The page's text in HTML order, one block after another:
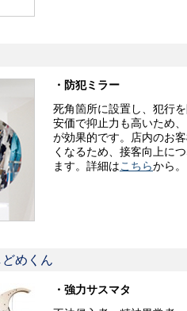
・防犯ミラー
死角箇所に設置し、犯行を
安価で抑止力も高いため
が効果的です。店内のお
くなるため、接客向上に
ます。詳細はこちらから。
めくん
・強力サスマタ